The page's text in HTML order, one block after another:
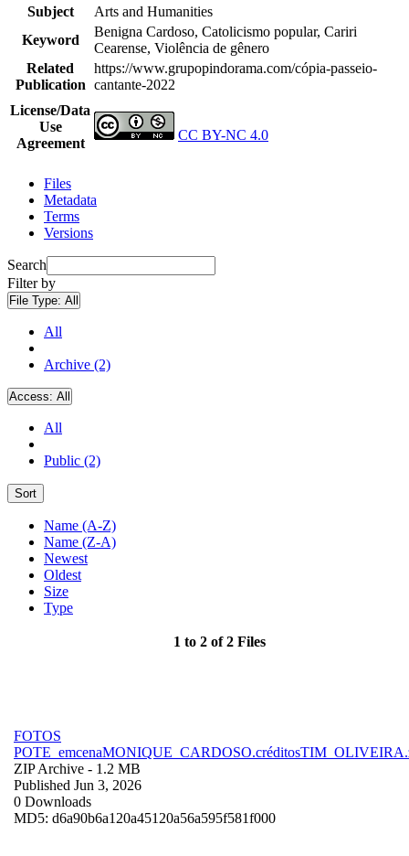
Subject
Arts and Humanities
Keyword
Benigna Cardoso, Catolicismo popular, Cariri
Cearense, Violência de gênero
Related
Publication
https://www.grupopindorama.com/cópia-passeio-
cantante-2022
License/Data
Use
Agreement
CC BY-NC 4.0
Files
Metadata
Terms
Versions
Search
Filter by
File Type: All
All
Archive (2)
Access: All
All
Public (2)
Sort
Name (A-Z)
Name (Z-A)
Newest
Oldest
Size
Type
1 to 2 of 2 Files
FOTOS
ZIP Archive - 1.2 MB
Published Jun 3, 2026
0 Downloads
MD5: d6a90b6a120a45120a56a595f581f000